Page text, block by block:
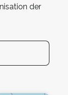
der